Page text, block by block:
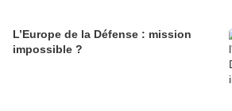
L’Europe de la Défense : mission
impossible ?